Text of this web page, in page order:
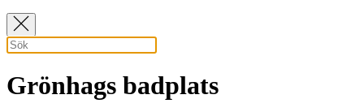
Grönhags badplats